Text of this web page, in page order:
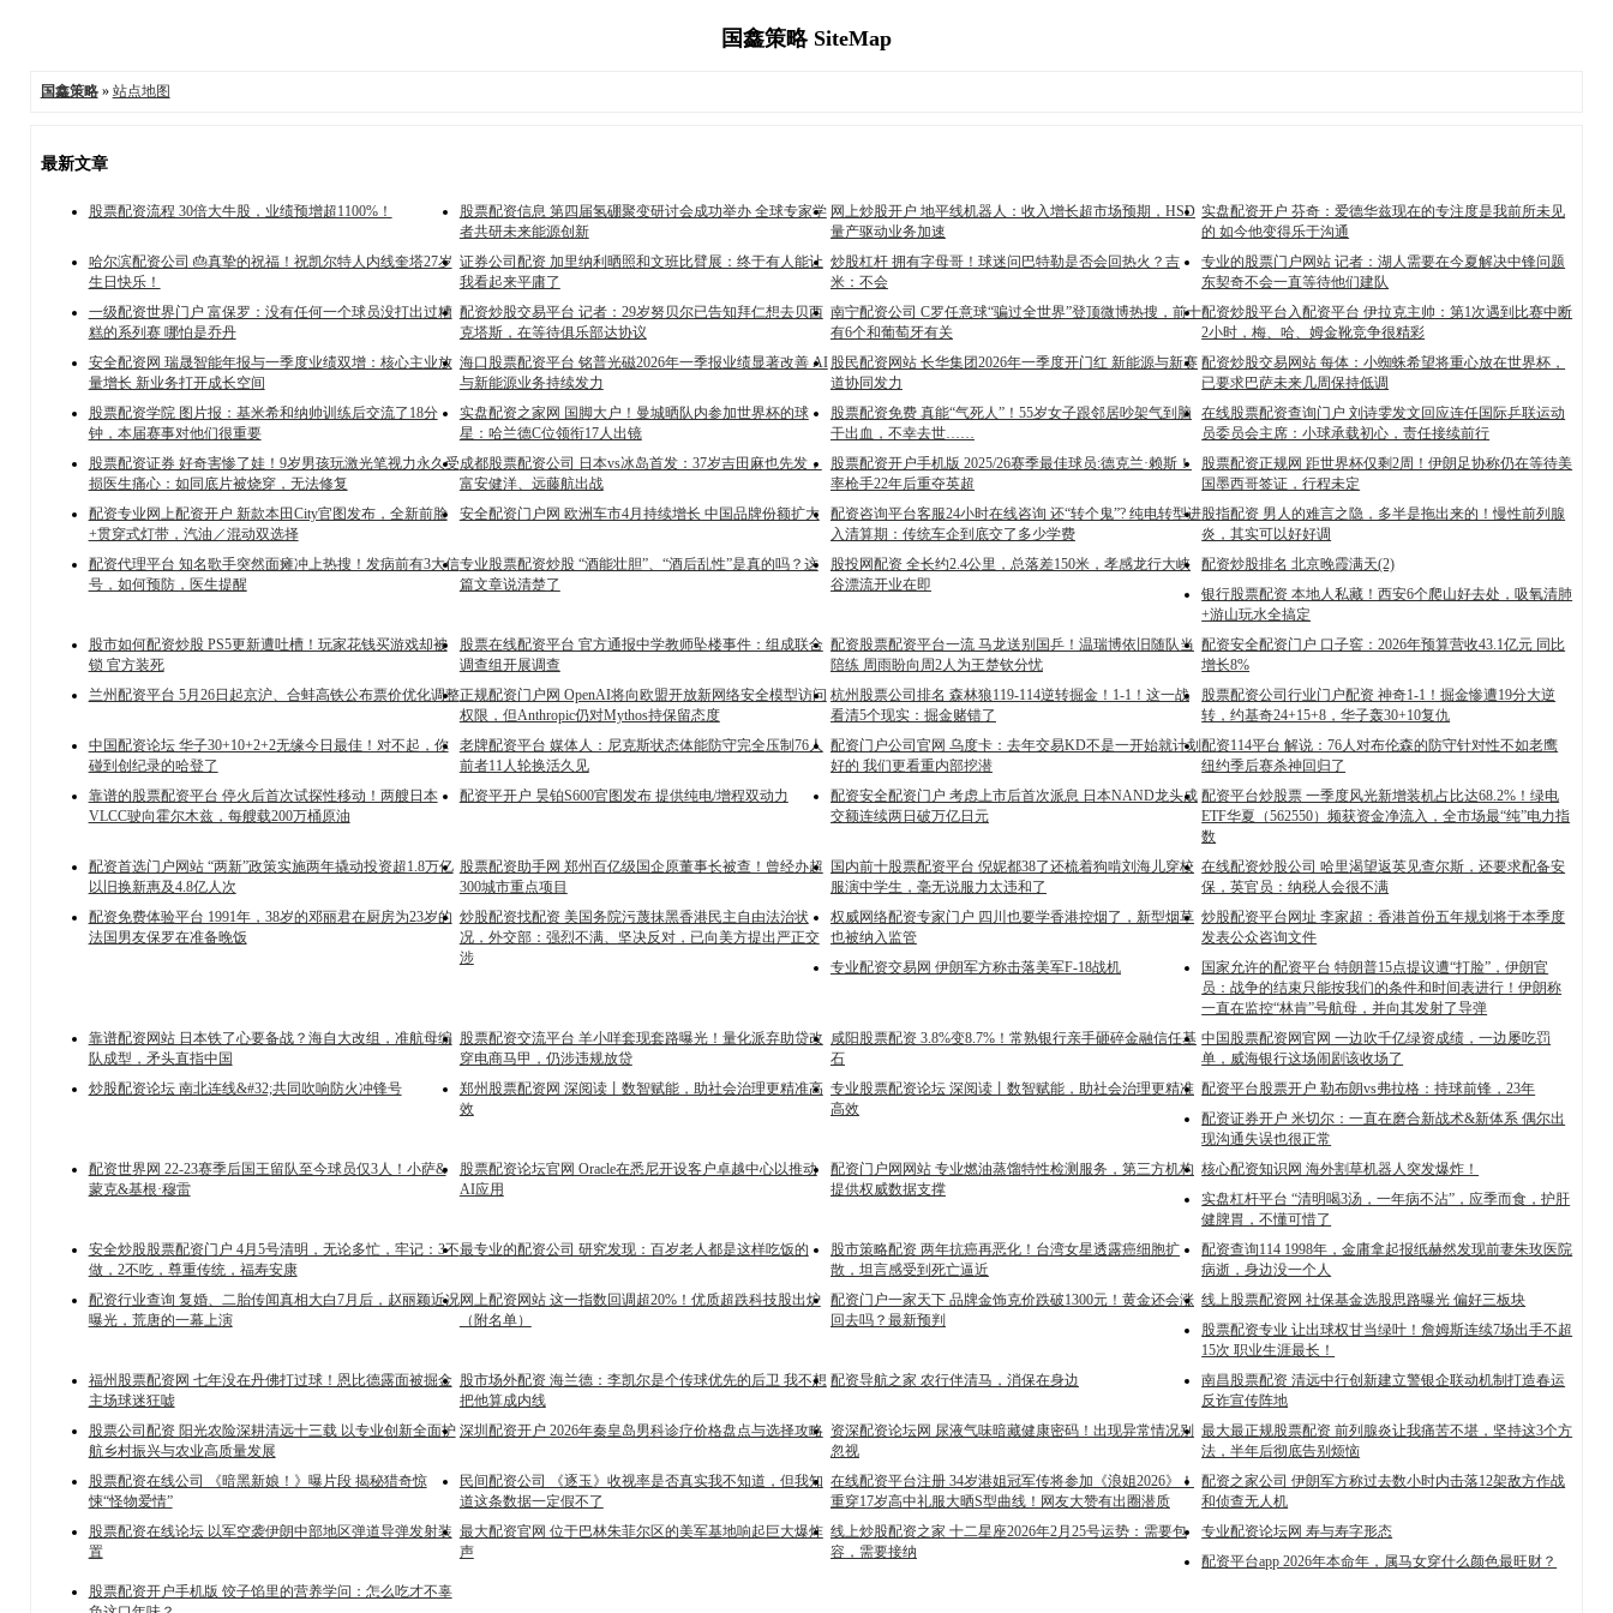
国鑫策略 SiteMap
国鑫策略» 站点地图
最新文章
股票配资流程 30倍大牛股，业绩预增超1100%！
股票配资信息 第四届氢硼聚变研讨会成功举办 全球专家学
者共研未来能源创新
网上炒股开户 地平线机器人：收入增长超市场预期，HSD
量产驱动业务加速
实盘配资开户 芬奇：爱德华兹现在的专注度是我前所未见
的 如今他变得乐于沟通
哈尔滨配资公司 🎂真挚的祝福！祝凯尔特人内线奎塔27岁
生日快乐！
证券公司配资 加里纳利晒照和文班比臂展：终于有人能让
我看起来平庸了
炒股杠杆 拥有字母哥！球迷问巴特勒是否会回热火？吉
米：不会
专业的股票门户网站 记者：湖人需要在今夏解决中锋问题
东契奇不会一直等待他们建队
一级配资世界门户 富保罗：没有任何一个球员没打出过糟
糕的系列赛 哪怕是乔丹
配资炒股交易平台 记者：29岁努贝尔已告知拜仁想去贝西
克塔斯，在等待俱乐部达协议
南宁配资公司 C罗任意球“骗过全世界”登顶微博热搜，前十
有6个和葡萄牙有关
配资炒股平台入配资平台 伊拉克主帅：第1次遇到比赛中断
2小时，梅、哈、姆金靴竞争很精彩
安全配资网 瑞晟智能年报与一季度业绩双增：核心主业放
量增长 新业务打开成长空间
海口股票配资平台 铭普光磁2026年一季报业绩显著改善 AI
与新能源业务持续发力
股民配资网站 长华集团2026年一季度开门红 新能源与新赛
道协同发力
配资炒股交易网站 每体：小蜘蛛希望将重心放在世界杯，
已要求巴萨未来几周保持低调
股票配资学院 图片报：基米希和纳帅训练后交流了18分
钟，本届赛事对他们很重要
实盘配资之家网 国脚大户！曼城晒队内参加世界杯的球
星：哈兰德C位领衔17人出镜
股票配资免费 真能“气死人”！55岁女子跟邻居吵架气到脑
干出血，不幸去世……
在线股票配资查询门户 刘诗雯发文回应连任国际乒联运动
员委员会主席：小球承载初心，责任接续前行
股票配资证券 好奇害惨了娃！9岁男孩玩激光笔视力永久受
损医生痛心：如同底片被烧穿，无法修复
成都股票配资公司 日本vs冰岛首发：37岁吉田麻也先发，
富安健洋、远藤航出战
股票配资开户手机版 2025/26赛季最佳球员:德克兰·赖斯！
率枪手22年后重夺英超
股票配资正规网 距世界杯仅剩2周！伊朗足协称仍在等待美
国墨西哥签证，行程未定
配资专业网上配资开户 新款本田City官图发布，全新前脸
+贯穿式灯带，汽油／混动双选择
安全配资门户网 欧洲车市4月持续增长 中国品牌份额扩大
配资咨询平台客服24小时在线咨询 还“转个鬼”? 纯电转型进
入清算期：传统车企到底交了多少学费
股指配资 男人的难言之隐，多半是拖出来的！慢性前列腺
炎，其实可以好好调
配资代理平台 知名歌手突然面瘫冲上热搜！发病前有3大信
号，如何预防，医生提醒
专业股票配资炒股 “酒能壮胆”、“酒后乱性”是真的吗？这
篇文章说清楚了
股投网配资 全长约2.4公里，总落差150米，孝感龙行大峡
谷漂流开业在即
配资炒股排名 北京晚霞满天(2)
银行股票配资 本地人私藏！西安6个爬山好去处，吸氧清肺
+游山玩水全搞定
股市如何配资炒股 PS5更新遭吐槽！玩家花钱买游戏却被
锁 官方装死
股票在线配资平台 官方通报中学教师坠楼事件：组成联合
调查组开展调查
配资股票配资平台一流 马龙送别国乒！温瑞博依旧随队当
陪练 周雨盼向周2人为王楚钦分忧
配资安全配资门户 口子窖：2026年预算营收43.1亿元 同比
增长8%
兰州配资平台 5月26日起京沪、合蚌高铁公布票价优化调整正规配资门户网 OpenAI将向欧盟开放新网络安全模型访问
权限，但Anthropic仍对Mythos持保留态度
杭州股票公司排名 森林狼119-114逆转掘金！1-1！这一战
看清5个现实：掘金赌错了
股票配资公司行业门户配资 神奇1-1！掘金惨遭19分大逆
转，约基奇24+15+8，华子轰30+10复仇
中国配资论坛 华子30+10+2+2无缘今日最佳！对不起，你
碰到创纪录的哈登了
老牌配资平台 媒体人：尼克斯状态体能防守完全压制76人
前者11人轮换活久见
配资门户公司官网 乌度卡：去年交易KD不是一开始就计划
好的 我们更看重内部挖潜
配资114平台 解说：76人对布伦森的防守针对性不如老鹰
纽约季后赛杀神回归了
靠谱的股票配资平台 停火后首次试探性移动！两艘日本
VLCC驶向霍尔木兹，每艘载200万桶原油
配资平开户 昊铂S600官图发布 提供纯电/增程双动力
配资安全配资门户 考虑上市后首次派息 日本NAND龙头成
交额连续两日破万亿日元
配资平台炒股票 一季度风光新增装机占比达68.2%！绿电
ETF华夏（562550）频获资金净流入，全市场最“纯”电力指
数
配资首选门户网站 “两新”政策实施两年撬动投资超1.8万亿
以旧换新惠及4.8亿人次
股票配资助手网 郑州百亿级国企原董事长被查！曾经办超
300城市重点项目
国内前十股票配资平台 倪妮都38了还梳着狗啃刘海儿穿校
服演中学生，毫无说服力太违和了
在线配资炒股公司 哈里渴望返英见查尔斯，还要求配备安
保，英官员：纳税人会很不满
配资免费体验平台 1991年，38岁的邓丽君在厨房为23岁的
法国男友保罗在准备晚饭
炒股配资找配资 美国务院污蔑抹黑香港民主自由法治状
况，外交部：强烈不满、坚决反对，已向美方提出严正交
涉
权威网络配资专家门户 四川也要学香港控烟了，新型烟草
也被纳入监管
炒股配资平台网址 李家超：香港首份五年规划将于本季度
发表公众咨询文件
专业配资交易网 伊朗军方称击落美军F-18战机
国家允许的配资平台 特朗普15点提议遭“打脸”，伊朗官
员：战争的结束只能按我们的条件和时间表进行！伊朗称
一直在监控“林肯”号航母，并向其发射了导弹
靠谱配资网站 日本铁了心要备战？海自大改组，准航母编
队成型，矛头直指中国
股票配资交流平台 羊小咩套现套路曝光！量化派弃助贷改
穿电商马甲，仍涉违规放贷
咸阳股票配资 3.8%变8.7%！常熟银行亲手砸碎金融信任基
石
中国股票配资网官网 一边吹千亿绿资成绩，一边屡吃罚
单，威海银行这场闹剧该收场了
炒股配资论坛 南北连线&#32;共同吹响防火冲锋号
郑州股票配资网 深阅读丨数智赋能，助社会治理更精准高
效
专业股票配资论坛 深阅读丨数智赋能，助社会治理更精准
高效
配资平台股票开户 勒布朗vs弗拉格：持球前锋，23年
配资证券开户 米切尔：一直在磨合新战术&新体系 偶尔出
现沟通失误也很正常
配资世界网 22-23赛季后国王留队至今球员仅3人！小萨&
蒙克&基根·穆雷
股票配资论坛官网 Oracle在悉尼开设客户卓越中心以推动
AI应用
配资门户网网站 专业燃油蒸馏特性检测服务，第三方机构
提供权威数据支撑
核心配资知识网 海外割草机器人突发爆炸！
实盘杠杆平台 “清明喝3汤，一年病不沾”，应季而食，护肝
健脾胃，不懂可惜了
安全炒股股票配资门户 4月5号清明，无论多忙，牢记：3不
做，2不吃，尊重传统，福寿安康
最专业的配资公司 研究发现：百岁老人都是这样吃饭的
股市策略配资 两年抗癌再恶化！台湾女星透露癌细胞扩
散，坦言感受到死亡逼近
配资查询114 1998年，金庸拿起报纸赫然发现前妻朱玫医院
病逝，身边没一个人
配资行业查询 复婚、二胎传闻真相大白7月后，赵丽颖近况
曝光，荒唐的一幕上演
网上配资网站 这一指数回调超20%！优质超跌科技股出炉
（附名单）
配资门户一家天下 品牌金饰克价跌破1300元！黄金还会涨
回去吗？最新预判
线上股票配资网 社保基金选股思路曝光 偏好三板块
股票配资专业 让出球权甘当绿叶！詹姆斯连续7场出手不超
15次 职业生涯最长！
福州股票配资网 七年没在丹佛打过球！恩比德露面被掘金
主场球迷狂嘘
股市场外配资 海兰德：李凯尔是个传球优先的后卫 我不想
把他算成内线
配资导航之家 农行伴清马，消保在身边
南昌股票配资 清远中行创新建立警银企联动机制打造春运
反诈宣传阵地
股票公司配资 阳光农险深耕清远十三载 以专业创新全面护
航乡村振兴与农业高质量发展
深圳配资开户 2026年秦皇岛男科诊疗价格盘点与选择攻略 资深配资论坛网 尿液气味暗藏健康密码！出现异常情况别
忽视
最大最正规股票配资 前列腺炎让我痛苦不堪，坚持这3个方
法，半年后彻底告别烦恼
股票配资在线公司 《暗黑新娘！》曝片段 揭秘猎奇惊
悚“怪物爱情”
民间配资公司 《逐玉》收视率是否真实我不知道，但我知
道这条数据一定假不了
在线配资平台注册 34岁港姐冠军传将参加《浪姐2026》！
重穿17岁高中礼服大晒S型曲线！网友大赞有出圈潜质
配资之家公司 伊朗军方称过去数小时内击落12架敌方作战
和侦查无人机
股票配资在线论坛 以军空袭伊朗中部地区弹道导弹发射装
置
最大配资官网 位于巴林朱菲尔区的美军基地响起巨大爆炸
声
线上炒股配资之家 十二星座2026年2月25号运势：需要包
容，需要接纳
专业配资论坛网 寿与寿字形态
配资平台app 2026年本命年，属马女穿什么颜色最旺财？
股票配资开户手机版 饺子馅里的营养学问：怎么吃才不辜